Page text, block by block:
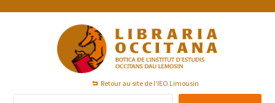
Passer
Passer
Passer
Retour au site de l'IEO Limousin